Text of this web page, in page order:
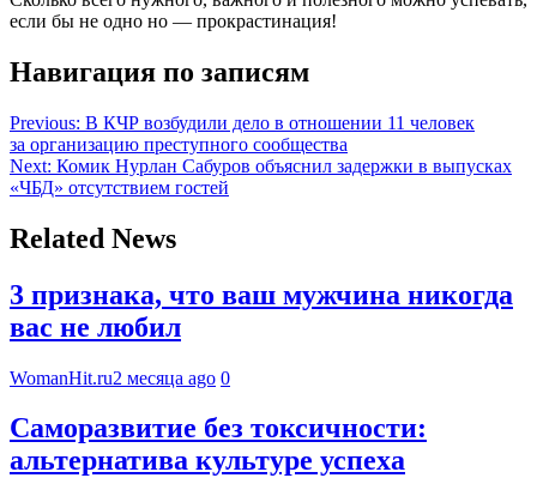
если бы не одно но — прокрастинация!
Навигация по записям
Previous: В КЧР возбудили дело в отношении 11 человек
за организацию преступного сообщества
Next: Комик Нурлан Сабуров объяснил задержки в выпусках
«ЧБД» отсутствием гостей
Related News
3 признака, что ваш мужчина никогда
вас не любил
WomanHit.ru2 месяца ago 0
Саморазвитие без токсичности:
альтернатива культуре успеха